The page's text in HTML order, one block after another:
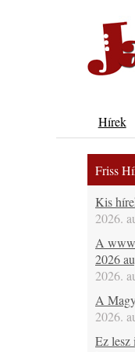
Hírek
Friss
Kis
2026.
A
2026
2026.
A
2026.
Ez lesz